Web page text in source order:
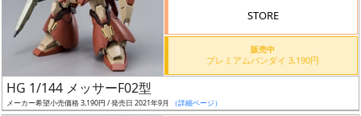
た
店
が
最
STORE
販売中
プレミアムバンダイ 3,190円
HG 1/144 メッサーF02型
メーカー希望小売価格 3,190円 / 発売日 2021年9月 （詳細ページ）